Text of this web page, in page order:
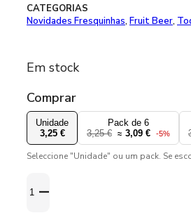
CATEGORIAS
Novidades Fresquinhas, Fruit Beer,
Em stock
Comprar
Unidade
3,25 €
Pack de 6
3,25 €
≈ 3,09 € -5%
Seleccione "Unidade" ou um pack. Se
de